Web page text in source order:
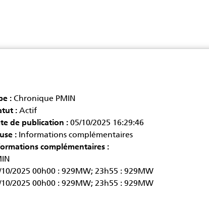
:Chronique PMIN
:Actif
de publication :05/10/2025 16:29:46
: Informations complémentaires
complémentaires :
2025 00h00 : 929MW; 23h55 : 929MW
2025 00h00 : 929MW; 23h55 : 929MW